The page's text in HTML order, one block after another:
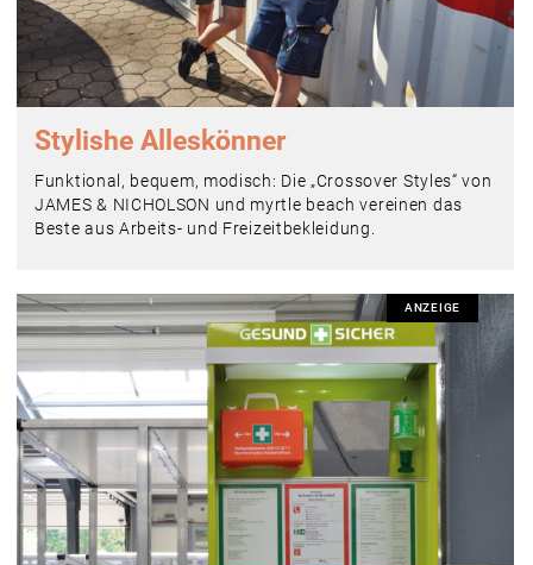
Stylishe Alleskönner
Funktional, bequem, modisch: Die „Crossover Styles“ von
JAMES & NICHOLSON und myrtle beach vereinen das
Beste aus Arbeits- und Freizeitbekleidung.
ANZEIGE